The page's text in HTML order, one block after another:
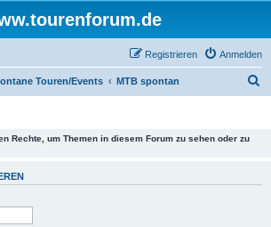
Anmelden
Registrieren
Touren/Events MTB spontan
Rechte, um Themen in diesem Forum zu sehen oder zu